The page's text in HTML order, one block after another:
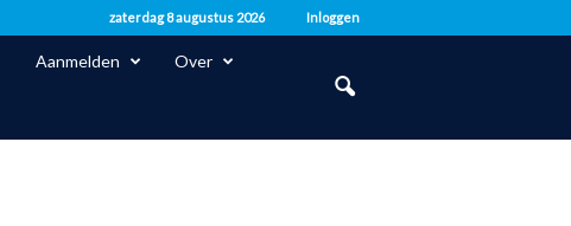
zaterdag 8 augustus 2026 Inloggen
Aanmelden Over